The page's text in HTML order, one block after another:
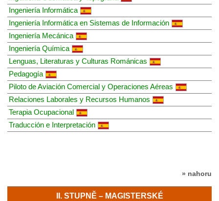
Ingeniería Informática
Ingeniería Informática en Sistemas de Información
Ingeniería Mecánica
Ingeniería Química
Lenguas, Literaturas y Culturas Románicas
Pedagogía
Piloto de Aviación Comercial y Operaciones Aéreas
Relaciones Laborales y Recursos Humanos
Terapia Ocupacional
Traducción e Interpretación
» nahoru
II. STUPNĚ – MAGISTERSKÉ